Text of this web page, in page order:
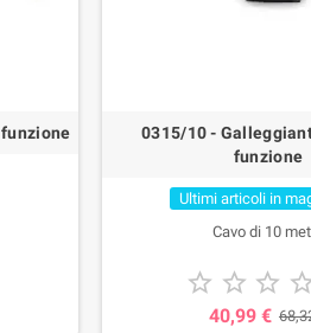
0315/10 -
funzione
Ultimi articoli in
Cavo di 10
  
40,99 €